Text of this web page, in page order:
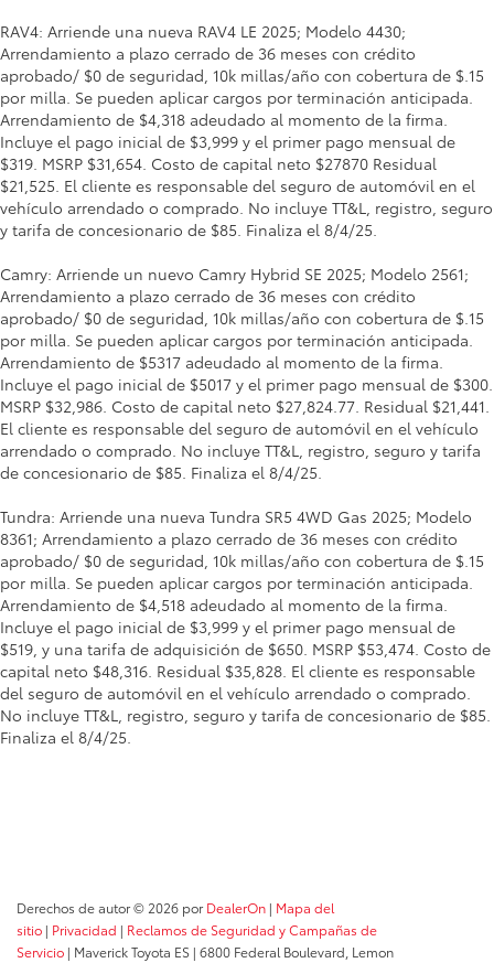
RAV4: Arriende una nueva RAV4 LE 2025; Modelo 4430;
Arrendamiento a plazo cerrado de 36 meses con crédito
aprobado/ $0 de seguridad, 10k millas/año con cobertura de $.15
por milla. Se pueden aplicar cargos por terminación anticipada.
Arrendamiento de $4,318 adeudado al momento de la firma.
Incluye el pago inicial de $3,999 y el primer pago mensual de
$319. MSRP $31,654. Costo de capital neto $27870 Residual
$21,525. El cliente es responsable del seguro de automóvil en el
vehículo arrendado o comprado. No incluye TT&L, registro, seguro
y tarifa de concesionario de $85. Finaliza el 8/4/25.
Camry: Arriende un nuevo Camry Hybrid SE 2025; Modelo 2561;
Arrendamiento a plazo cerrado de 36 meses con crédito
aprobado/ $0 de seguridad, 10k millas/año con cobertura de $.15
por milla. Se pueden aplicar cargos por terminación anticipada.
Arrendamiento de $5317 adeudado al momento de la firma.
Incluye el pago inicial de $5017 y el primer pago mensual de $300.
MSRP $32,986. Costo de capital neto $27,824.77. Residual $21,441.
El cliente es responsable del seguro de automóvil en el vehículo
arrendado o comprado. No incluye TT&L, registro, seguro y tarifa
de concesionario de $85. Finaliza el 8/4/25.
Tundra: Arriende una nueva Tundra SR5 4WD Gas 2025; Modelo
8361; Arrendamiento a plazo cerrado de 36 meses con crédito
aprobado/ $0 de seguridad, 10k millas/año con cobertura de $.15
por milla. Se pueden aplicar cargos por terminación anticipada.
Arrendamiento de $4,518 adeudado al momento de la firma.
Incluye el pago inicial de $3,999 y el primer pago mensual de
$519, y una tarifa de adquisición de $650. MSRP $53,474. Costo de
capital neto $48,316. Residual $35,828. El cliente es responsable
del seguro de automóvil en el vehículo arrendado o comprado.
No incluye TT&L, registro, seguro y tarifa de concesionario de $85.
Finaliza el 8/4/25.
Derechos de autor © 2026 porDealerOn | Mapa del
sitio | Privacidad | Reclamos de Seguridad y Campañas de
Servicio | Maverick Toyota ES | 6800 Federal Boulevard, Lemon